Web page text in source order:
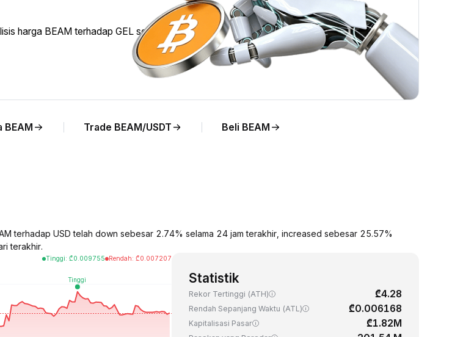
harga BEAM terhadap GEL secara langsung.
BEAM Trade BEAM/USDT Beli BEAM
terhadap USD telah down sebesar 2.74% selama 24 jam terakhir, increased sebesar 25.57%
terakhir.
Tinggi: ₾0.009755 Rendah: ₾0.007207
Statistik
Rekor Tertinggi (ATH) ₾4.28
Rendah Sepanjang Waktu (ATL) ₾0.006168
Kapitalisasi Pasar ₾1.82M